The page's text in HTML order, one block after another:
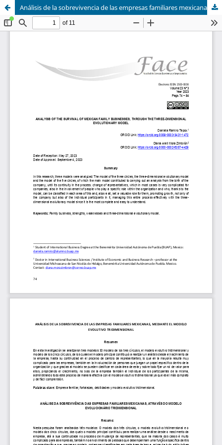
Análisis de la sobrevivencia de las empresas familiares mexicanas, mediante el modelo evolutivo tridimensional